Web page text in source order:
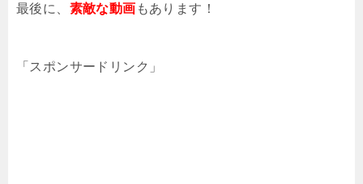
最後に、 素敵な動画 もあります！
「スポンサードリンク」